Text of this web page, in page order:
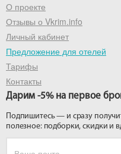
О проекте
Отзывы о Vkrim.info
Личный кабинет
Предложение для отелей
Тарифы
Контакты
Дарим -5% на первое
Подпишитесь — и сразу
полезное: подборки, скидки и